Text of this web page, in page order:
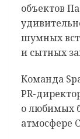
объектов
шумных
и сытных
Команда
PR-
о любимых
атмосфере